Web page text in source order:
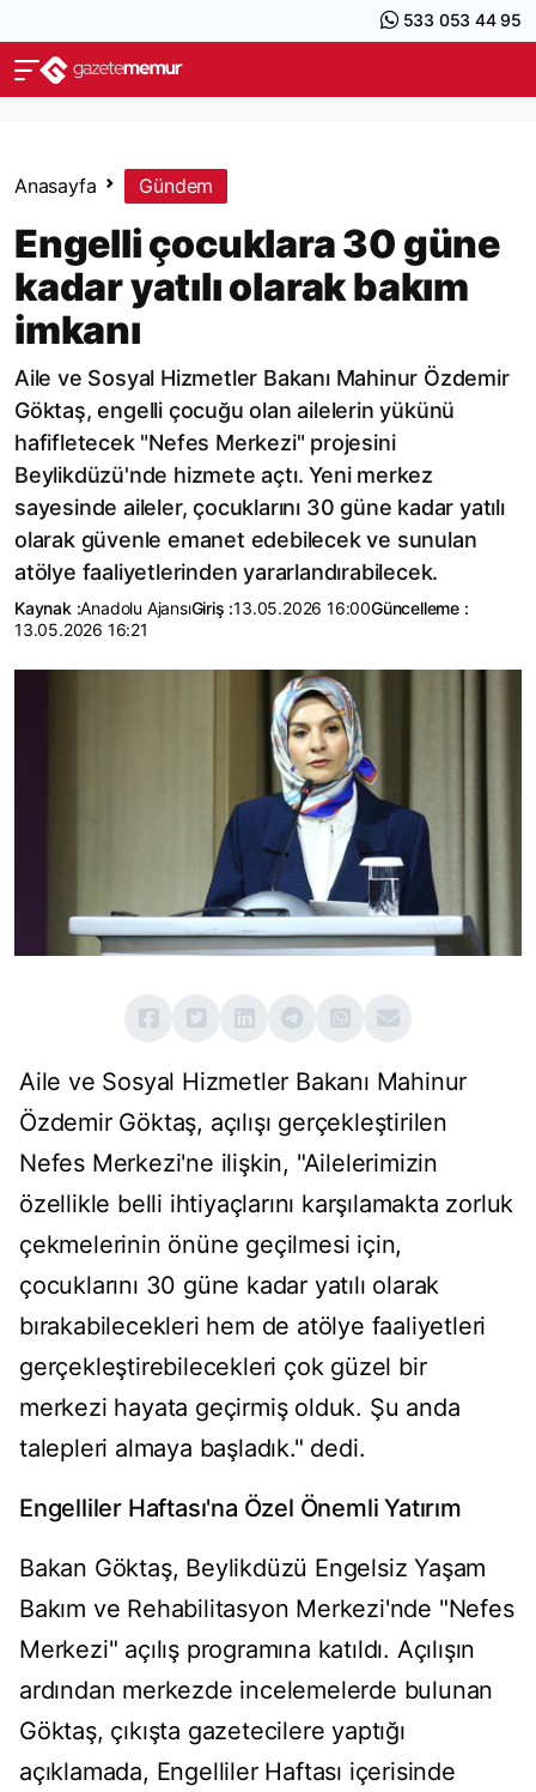
533 053 44 95
Anasayfa Gündem
Engelli çocuklara 30 güne
kadar yatılı olarak bakım
imkanı
Aile ve Sosyal Hizmetler Bakanı Mahinur Özdemir
Göktaş, engelli çocuğu olan ailelerin yükünü
hafifletecek "Nefes Merkezi" projesini
Beylikdüzü'nde hizmete açtı. Yeni merkez
sayesinde aileler, çocuklarını 30 güne kadar yatılı
olarak güvenle emanet edebilecek ve sunulan
atölye faaliyetlerinden yararlandırabilecek.
Kaynak :Anadolu AjansıGiriş :13.05.2026 16:00Güncelleme :
13.05.2026 16:21
Aile ve Sosyal Hizmetler Bakanı Mahinur
Özdemir Göktaş, açılışı gerçekleştirilen
Nefes Merkezi'ne ilişkin, "Ailelerimizin
özellikle belli ihtiyaçlarını karşılamakta zorluk
çekmelerinin önüne geçilmesi için,
çocuklarını 30 güne kadar yatılı olarak
bırakabilecekleri hem de atölye faaliyetleri
gerçekleştirebilecekleri çok güzel bir
merkezi hayata geçirmiş olduk. Şu anda
talepleri almaya başladık." dedi.
Engelliler Haftası'na Özel Önemli Yatırım
Bakan Göktaş, Beylikdüzü Engelsiz Yaşam
Bakım ve Rehabilitasyon Merkezi'nde "Nefes
Merkezi" açılış programına katıldı. Açılışın
ardından merkezde incelemelerde bulunan
Göktaş, çıkışta gazetecilere yaptığı
açıklamada, Engelliler Haftası içerisinde